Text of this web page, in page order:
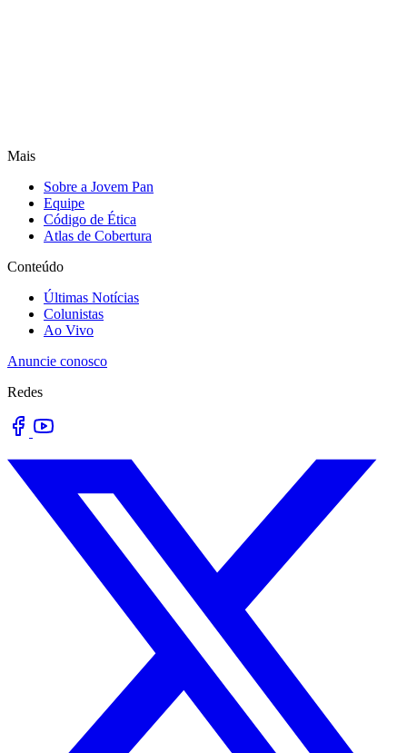
Mais
Sobre a Jovem Pan
Equipe
Código de Ética
Atlas de Cobertura
Conteúdo
Últimas Notícias
Colunistas
Ao Vivo
Anuncie conosco
Redes